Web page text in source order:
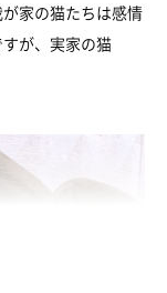
家の猫たちは感情
が、実家の猫